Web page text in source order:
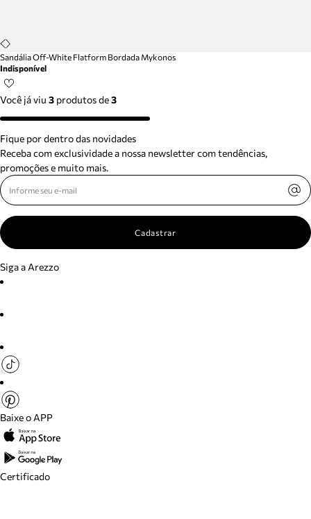
Sandália Off-White Flatform Bordada Mykonos
Indisponível
Você já viu 3 produtosde3
Fique por dentro das novidades
Receba com exclusividade a nossa newsletter com tendências,
promoções e muito mais.
Cadastrar
Siga a Arezzo
Baixe o APP
Certificado